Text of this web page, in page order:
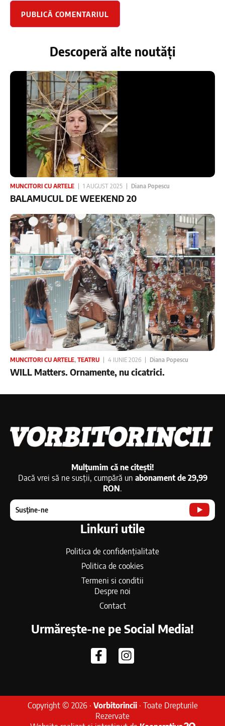
Descoperă alte noutăți
MUNCITORI CU ARTELE 1 AUGUST 2025 Diana Popescu
BALAMUCUL DE WEEKEND 20
MUNCITORI CU ARTELE, TEATRU 4 IUNIE 2026 Diana Popescu
WILL Matters. Ornamente, nu cicatrici.
Mulțumim că ne citești!
Dacă vrei să ne susții, cumpără un abonament de 29,99
RON.
Susține-ne
Linkuri utile
Politica de confidențialitate
Politica de cookies
Termeni si conditii
Despre noi
Contact
Urmărește-ne pe Social Media!
Copyright © 2026 · Vorbitorincii· Toate Drepturile
Rezervate